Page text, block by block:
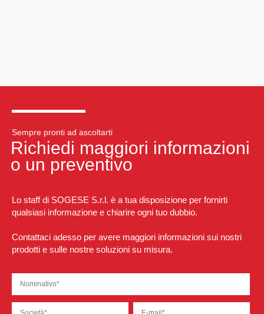
Sempre pronti ad ascoltarti
Richiedi maggiori informazioni
o un preventivo
Lo staff di SOGESE S.r.l. è a tua disposizione per fornirti
qualsiasi informazione e chiarire ogni tuo dubbio.
Contattaci adesso per avere maggiori informazioni sui nostri
prodotti e sulle nostre soluzioni su misura.